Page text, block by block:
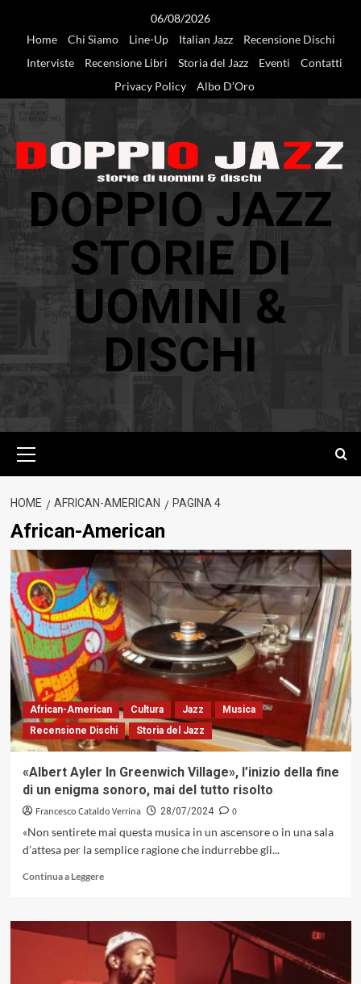
06/08/2026
Home
Chi Siamo Line-Up Italian Jazz
Recensione Dischi
Interviste
Recensione Libri Storia del Jazz Eventi
Contatti
Privacy Policy
Albo D’Oro
DOPPIO JAZZ
STORIE DI
UOMINI &
DISCHI
principale
HOME AFRICAN-AMERICAN PAGINA 4
African-American
African-American Cultura Jazz
Musica
Recensione Dischi
Storia del Jazz
«Albert Ayler In Greenwich Village», l’inizio della fine
di un enigma sonoro, mai del tutto risolto
Francesco Cataldo Verrina 28/07/2024
0
«Non sentirete mai questa musica in un ascensore o in una sala
d’attesa per la semplice ragione che indurrebbe gli...
Continua a LeggereLeggi
su
«Albert
Ayler
In
Greenwich